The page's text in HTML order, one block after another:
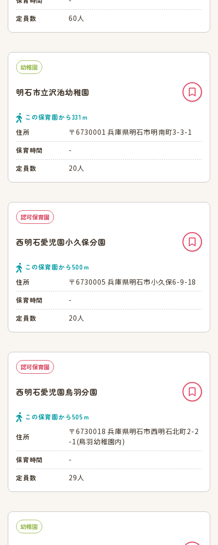
定員数 60人
幼稚園
明石市立沢池幼稚園
この保育園から331 ｍ
住所
〒6730001 兵庫県明石市明南町3-3-1
保育時間 -
定員数 20人
認可保育園
西明石愛児園小久保分園
この保育園から500ｍ
住所
〒6730005 兵庫県明石市小久保6-9-18
保育時間 -
定員数 20人
認可保育園
西明石愛児園鳥羽分園
この保育園から505ｍ
住所
〒6730018 兵庫県明石市西明石北町2-2
-1(鳥羽幼稚園内)
保育時間 -
定員数 29人
幼稚園